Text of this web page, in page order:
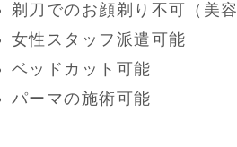
剃刀でのお顔剃り不可（美容
女性スタッフ派遣可能
ベッドカット可能
パーマの施術可能